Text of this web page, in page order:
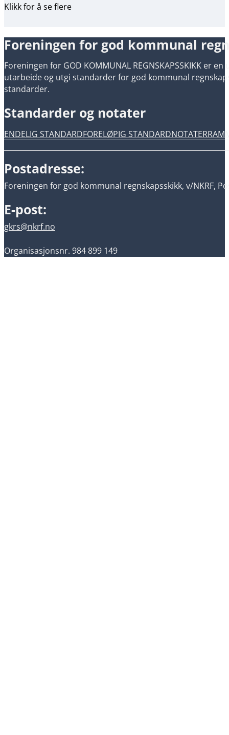
Klikk for å se flere
Foreningen for god kommunal
Foreningen for GOD KOMMUNAL REGNSKAPSSKIKK
utarbeide og utgi standarder for god kommunal
standarder.
Standarder og notater
ENDELIG STANDARDFORELØPIG STANDARDNOTATER
Postadresse:
Foreningen for god kommunal regnskapsskikk, v/NKRF,
E-post:
gkrs@nkrf.no
Organisasjonsnr. 984 899 149